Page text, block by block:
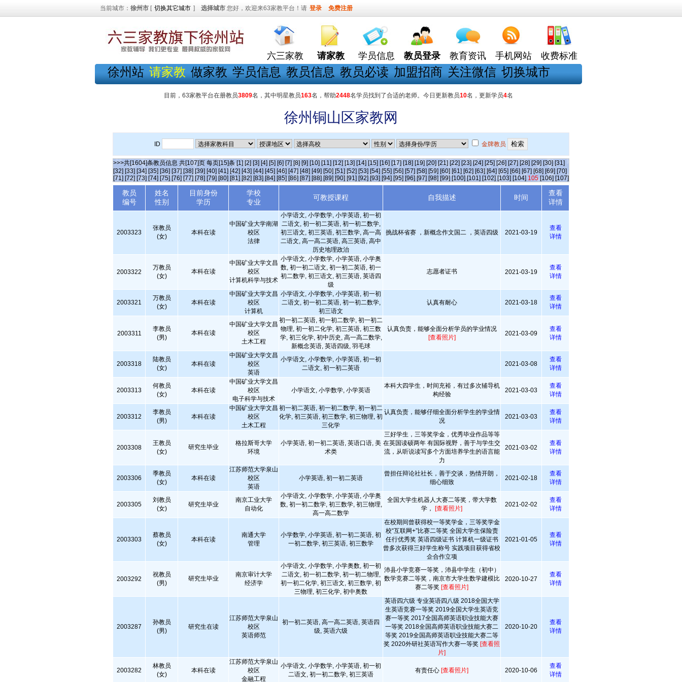
当前城市： 徐州市 [ 切换其它城市 ] 选择城市 您好，欢迎来63家教平台！请 登录 免费注册
六三家教 请家教 学员信息 教员登录 教育资讯 手机网站 收费标准
徐州站 请家教 做家教 学员信息 教员信息 教员必读 加盟招商 关注微信 切换城市
目前，63家教平台在册教员3809名，其中明星教员163名，帮助2448名学员找到了合适的老师。今日更新教员10名，更新学员4名
徐州铜山区家教网
ID 金牌教员
>>>共[1604]条教员信息 共[107]页 每页[15]条 [1] [2] [3] [4] [5] [6] [7] [8] [9] [10] [11] [12] [13] [14] [15] [16] [17] [18] [19] [20] [21] [22] [23] [24] [25] [26] [27] [28] [29] [30] [31]
[32] [33] [34] [35] [36] [37] [38] [39] [40] [41] [42] [43] [44] [45] [46] [47] [48] [49] [50] [51] [52] [53] [54] [55] [56] [57] [58] [59] [60] [61] [62] [63] [64] [65] [66] [67] [68] [69] [70]
[71] [72] [73] [74] [75] [76] [77] [78] [79] [80] [81] [82] [83] [84] [85] [86] [87] [88] [89] [90] [91] [92] [93] [94] [95] [96] [97] [98] [99] [100] [101] [102] [103] [104] 105 [106] [107]
教员
编号
姓名
性别
目前身份
学历
学校
专业
可教授课程 自我描述 时间
查看
详情
2003323
张教员
(女)
本科在读
中国矿业大学南湖
校区
法律
小学语文, 小学数学, 小学英语, 初一初
二语文, 初一初二英语, 初一初二数学,
初三语文, 初三英语, 初三数学, 高一高
二语文, 高一高二英语, 高三英语, 高中
历史地理政治
挑战杯省赛 ，新概念作文国二 ，英语四级 2021-03-19
查看
详情
2003322
万教员
(女)
本科在读
中国矿业大学文昌
校区
计算机科学与技术
小学语文, 小学数学, 小学英语, 小学奥
数, 初一初二语文, 初一初二英语, 初一
初二数学, 初三语文, 初三英语, 英语四
级
志愿者证书 2021-03-19
查看
详情
2003321
万教员
(女)
本科在读
中国矿业大学文昌
校区
计算机
小学语文, 小学数学, 小学英语, 初一初
二语文, 初一初二英语, 初一初二数学,
初三语文
认真有耐心 2021-03-18
查看
详情
2003311
李教员
(男)
本科在读
中国矿业大学文昌
校区
土木工程
初一初二英语, 初一初二数学, 初一初二
物理, 初一初二化学, 初三英语, 初三数
学, 初三化学, 初中历史, 高一高二数学,
新概念英语, 英语四级, 羽毛球
认真负责，能够全面分析学员的学业情况
[查看照片]
2021-03-09
查看
详情
2003318
陆教员
(女)
本科在读
中国矿业大学文昌
校区
英语
小学语文, 小学数学, 小学英语, 初一初
二语文, 初一初二英语
2021-03-08
查看
详情
2003313
何教员
(女)
本科在读
中国矿业大学文昌
校区
电子科学与技术
小学语文, 小学数学, 小学英语
本科大四学生，时间充裕，有过多次辅导机
构经验
2021-03-03
查看
详情
2003312
李教员
(男)
本科在读
中国矿业大学文昌
校区
土木工程
初一初二英语, 初一初二数学, 初一初二
化学, 初三英语, 初三数学, 初三物理, 初
三化学
认真负责，能够仔细全面分析学生的学业情
况
2021-03-03
查看
详情
2003308
王教员
(女)
研究生毕业
格拉斯哥大学
环境
小学英语, 初一初二英语, 英语口语, 美
术类
三好学生，三等奖学金，优秀毕业作品等等
在英国读硕两年 有国际视野，善于与学生交
流，从听说读写多个方面培养学生的语言能
力
2021-03-02
查看
详情
2003306
季教员
(女)
本科在读
江苏师范大学泉山
校区
英语
小学英语, 初一初二英语
曾担任辩论社社长，善于交谈，热情开朗，
细心细致
2021-02-18
查看
详情
2003305
刘教员
(女)
研究生毕业
南京工业大学
自动化
小学语文, 小学数学, 小学英语, 小学奥
数, 初一初二数学, 初三数学, 初三物理,
高一高二数学
全国大学生机器人大赛二等奖，带大学数
学， [查看照片]
2021-02-02
查看
详情
2003303
蔡教员
(女)
本科在读
南通大学
管理
小学数学, 小学英语, 初一初二英语, 初
一初二数学, 初三英语, 初三数学
在校期间曾获得校一等奖学金，三等奖学金
校“互联网+”比赛二等奖 全国大学生保险责
任行优秀奖 英语四级证书 计算机一级证书
曾多次获得三好学生称号 实践项目获得省校
企合作立项
2021-01-05
查看
详情
2003292
祝教员
(男)
研究生毕业
南京审计大学
经济学
小学语文, 小学数学, 小学奥数, 初一初
二语文, 初一初二数学, 初一初二物理,
初一初二化学, 初三语文, 初三数学, 初
三物理, 初三化学, 初中奥数
沛县小学竞赛一等奖，沛县中学生（初中）
数学竞赛二等奖，南京市大学生数学建模比
赛二等奖 [查看照片]
2020-10-27
查看
详情
2003287
孙教员
(男)
研究生在读
江苏师范大学泉山
校区
英语师范
初一初二英语, 高一高二英语, 英语四
级, 英语六级
英语四六级 专业英语四八级 2018全国大学
生英语竞赛一等奖 2019全国大学生英语竞
赛一等奖 2017全国高师英语职业技能大赛
一等奖 2018全国高师英语职业技能大赛二
等奖 2019全国高师英语职业技能大赛二等
奖 2020外研社英语写作大赛一等奖 [查看照
片]
2020-10-20
查看
详情
2003282
林教员
(女)
本科在读
江苏师范大学泉山
校区
金融工程
小学语文, 小学数学, 小学英语, 初一初
二语文, 初一初二数学, 初三英语
有责任心 [查看照片] 2020-10-06
查看
详情